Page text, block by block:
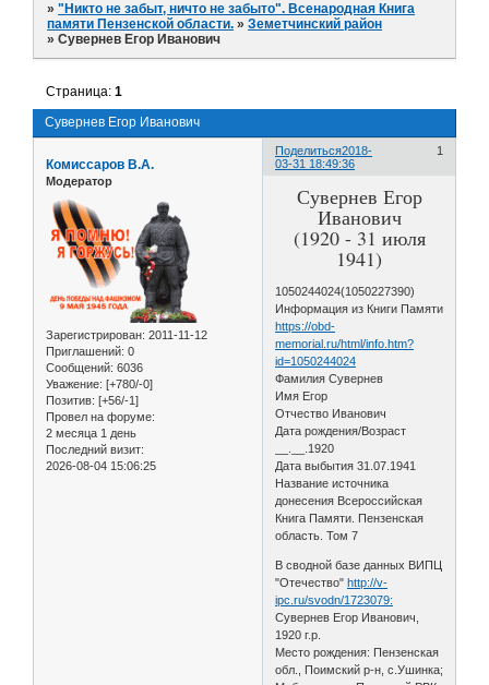
»"Никто не забыт, ничто не забыто". Всенародная Книга
памяти Пензенской области. »Земетчинский район
»Сувернев Егор Иванович
Сувернев Егор Иванович
Страница:1
Поделиться 1
2018-
03-31 18:49:36
Комиссаров В.А.
Модератор
Зарегистрирован: 2011-11-12
Приглашений: 0
Сообщений: 6036
Уважение: [+780/-0]
Позитив: [+56/-1]
Провел на форуме:
2 месяца 1 день
Последний визит:
2026-08-04 15:06:25
Сувернев Егор
Иванович
(1920 - 31 июля
1941)
1050244024(1050227390)
Информация из Книги Памяти
https://obd-
memorial.ru/html/info.htm?
id=1050244024
Фамилия Сувернев
Имя Егор
Отчество Иванович
Дата рождения/Возраст
__.__.1920
Дата выбытия 31.07.1941
Название источника
донесения Всероссийская
Книга Памяти. Пензенская
область. Том 7
В сводной базе данных ВИПЦ
"Отечество"http://v-
ipc.ru/svodn/1723079:
Сувернев Егор Иванович,
1920 г.р.
Место рождения: Пензенская
обл., Поимский р-н, с.Ушинка;